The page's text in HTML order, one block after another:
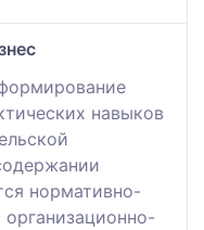
навыков
нормативно-